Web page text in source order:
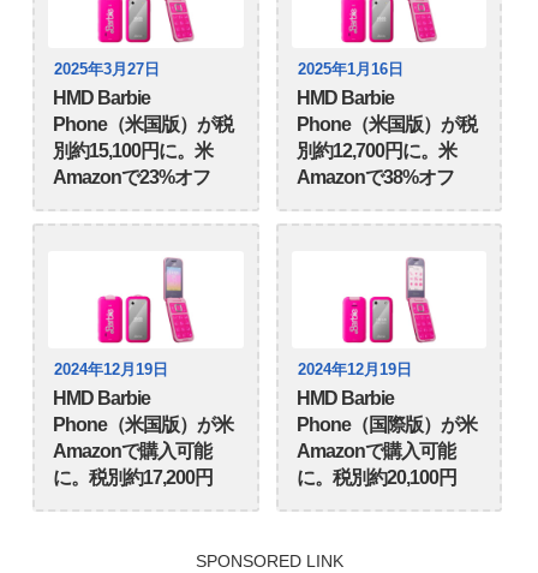
2025年3月27日
HMD Barbie
Phone（米国版）が税
別約15,100円に。米
Amazonで23%オフ
2025年1月16日
HMD Barbie
Phone（米国版）が税
別約12,700円に。米
Amazonで38%オフ
2024年12月19日
HMD Barbie
Phone（米国版）が米
Amazonで購入可能
に。税別約17,200円
2024年12月19日
HMD Barbie
Phone（国際版）が米
Amazonで購入可能
に。税別約20,100円
SPONSORED LINK